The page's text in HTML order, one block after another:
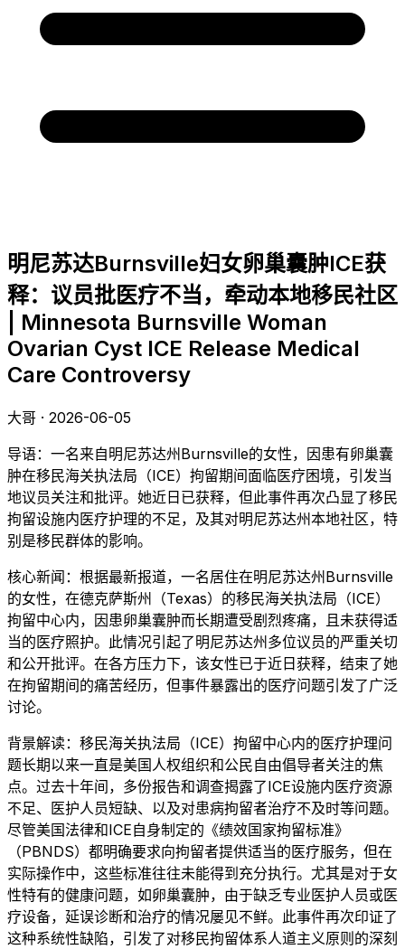
明尼苏达Burnsville妇女卵巢囊肿ICE获
释：议员批医疗不当，牵动本地移民社区
| Minnesota Burnsville Woman
Ovarian Cyst ICE Release Medical
Care Controversy
大哥 · 2026-06-05
导语：一名来自明尼苏达州Burnsville的女性，因患有卵巢囊
肿在移民海关执法局（ICE）拘留期间面临医疗困境，引发当
地议员关注和批评。她近日已获释，但此事件再次凸显了移民
拘留设施内医疗护理的不足，及其对明尼苏达州本地社区，特
别是移民群体的影响。
核心新闻：根据最新报道，一名居住在明尼苏达州Burnsville
的女性，在德克萨斯州（Texas）的移民海关执法局（ICE）
拘留中心内，因患卵巢囊肿而长期遭受剧烈疼痛，且未获得适
当的医疗照护。此情况引起了明尼苏达州多位议员的严重关切
和公开批评。在各方压力下，该女性已于近日获释，结束了她
在拘留期间的痛苦经历，但事件暴露出的医疗问题引发了广泛
讨论。
背景解读：移民海关执法局（ICE）拘留中心内的医疗护理问
题长期以来一直是美国人权组织和公民自由倡导者关注的焦
点。过去十年间，多份报告和调查揭露了ICE设施内医疗资源
不足、医护人员短缺、以及对患病拘留者治疗不及时等问题。
尽管美国法律和ICE自身制定的《绩效国家拘留标准》
（PBNDS）都明确要求向拘留者提供适当的医疗服务，但在
实际操作中，这些标准往往未能得到充分执行。尤其是对于女
性特有的健康问题，如卵巢囊肿，由于缺乏专业医护人员或医
疗设备，延误诊断和治疗的情况屡见不鲜。此事件再次印证了
这种系统性缺陷，引发了对移民拘留体系人道主义原则的深刻